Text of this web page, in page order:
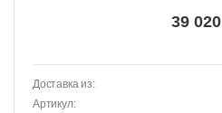
39 020
Доставка из:
Артикул: